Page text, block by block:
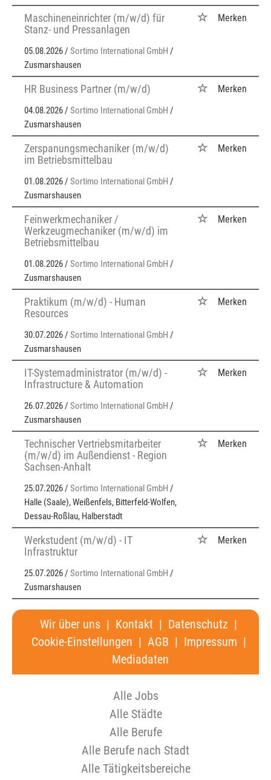
Maschineneinrichter (m/w/d) für
Stanz- und Pressanlagen
05.08.2026 / Sortimo International GmbH /
Zusmarshausen
Merken
HR Business Partner (m/w/d)
04.08.2026 / Sortimo International GmbH /
Zusmarshausen
Merken
Zerspanungsmechaniker (m/w/d)
im Betriebsmittelbau
01.08.2026 / Sortimo International GmbH /
Zusmarshausen
Merken
Feinwerkmechaniker /
Werkzeugmechaniker (m/w/d) im
Betriebsmittelbau
01.08.2026 / Sortimo International GmbH /
Zusmarshausen
Merken
Praktikum (m/w/d) - Human
Resources
30.07.2026 / Sortimo International GmbH /
Zusmarshausen
Merken
IT-Systemadministrator (m/w/d) -
Infrastructure & Automation
26.07.2026 / Sortimo International GmbH /
Zusmarshausen
Merken
Technischer Vertriebsmitarbeiter
(m/w/d) im Außendienst - Region
Sachsen-Anhalt
25.07.2026 / Sortimo International GmbH /
Halle (Saale), Weißenfels, Bitterfeld-Wolfen,
Dessau-Roßlau, Halberstadt
Merken
Werkstudent (m/w/d) - IT
Infrastruktur
25.07.2026 / Sortimo International GmbH /
Zusmarshausen
Merken
Wir über uns | Kontakt | Datenschutz |
Cookie-Einstellungen | AGB | Impressum |
Mediadaten
Alle Jobs
Alle Städte
Alle Berufe
Alle Berufe nach Stadt
Alle Tätigkeitsbereiche